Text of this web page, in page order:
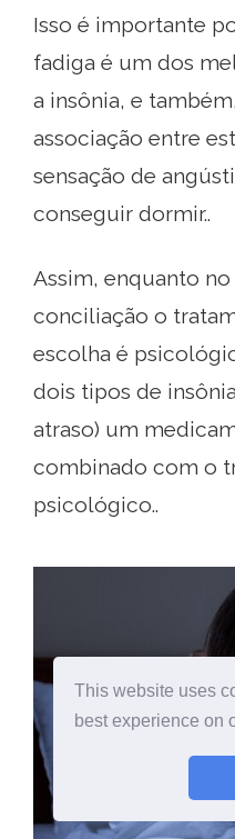
This website uses
best experience on
Isso é importante
fadiga é um dos
a insônia, e
associação entre
sensação de
conseguir dormir..
Assim, enquanto
conciliação o
escolha é
dois tipos de
atraso) um
combinado com o
psicológico..